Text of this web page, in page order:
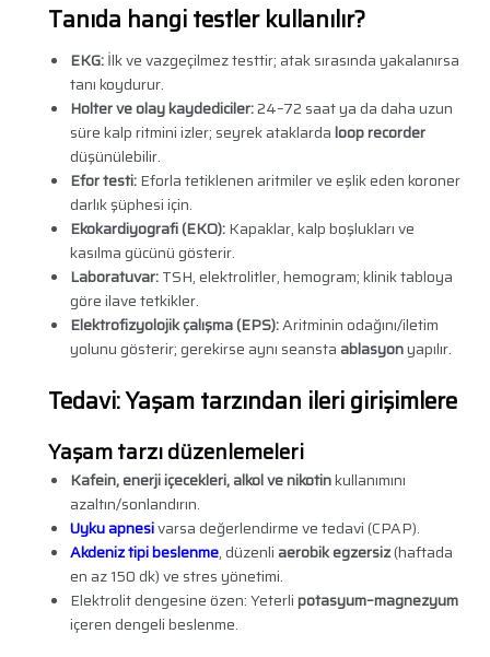
Tanıda hangi testler kullanılır?
EKG:İlk ve vazgeçilmez testtir; atak sırasında yakalanırsa
tanı koydurur.
Holter ve olay kaydediciler:24–72 saat ya da daha uzun
süre kalp ritmini izler; seyrek ataklardaloop recorder
düşünülebilir.
Efor testi:Eforla tetiklenen aritmiler ve eşlik eden koroner
darlık şüphesi için.
Ekokardiyografi (EKO):Kapaklar, kalp boşlukları ve
kasılma gücünü gösterir.
Laboratuvar:TSH, elektrolitler, hemogram; klinik tabloya
göre ilave tetkikler.
Elektrofizyolojik çalışma (EPS):Aritminin odağını/iletim
yolunu gösterir; gerekirse aynı seanstaablasyonyapılır.
Tedavi: Yaşam tarzından ileri girişimlere
Yaşam tarzı düzenlemeleri
Kafein, enerji içecekleri, alkol ve nikotinkullanımını
azaltın/sonlandırın.
Uyku apnesivarsa değerlendirme ve tedavi (CPAP).
Akdeniz tipi beslenme, düzenliaerobik egzersiz(haftada
en az 150 dk) ve stres yönetimi.
Elektrolit dengesine özen: Yeterlipotasyum–magnezyum
içeren dengeli beslenme.